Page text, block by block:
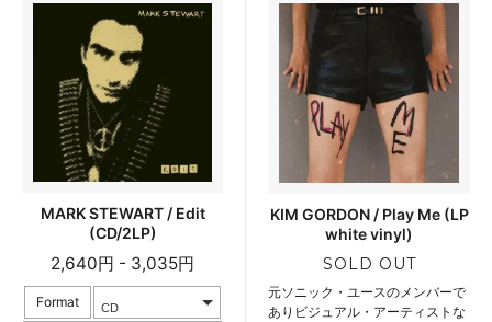
MARK STEWART / Edit
(CD/2LP)
2,640円 - 3,035円
Format
KIM GORDON / Play Me (LP
white vinyl)
SOLD OUT
元ソニック・ユースのメンバーで
ありビジュアル・アーティストな